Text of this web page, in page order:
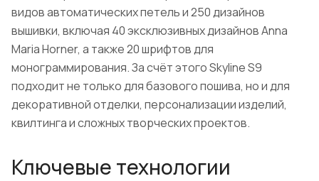
видов автоматических петель и 250 дизайнов
вышивки, включая 40 эксклюзивных дизайнов Anna
Maria Horner, а также 20 шрифтов для
монограммирования. За счёт этого Skyline S9
подходит не только для базового пошива, но и для
декоративной отделки, персонализации изделий,
квилтинга и сложных творческих проектов.
Ключевые технологии